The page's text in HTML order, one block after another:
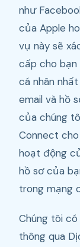
như
của Apple
vụ này sẽ
cấp cho
cá nhân
email và hồ
của chúng
Connect
hoạt động
hồ sơ của
trong mạng
Chúng tôi
thông qua